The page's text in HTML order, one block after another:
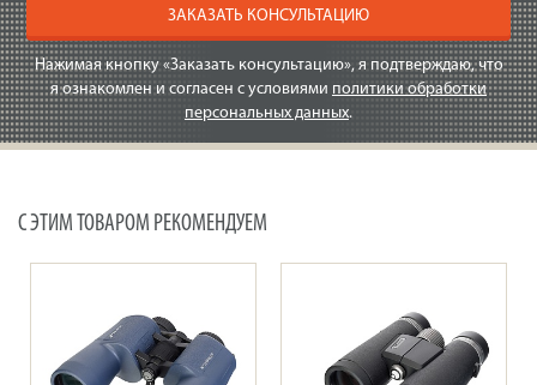
ЗАКАЗАТЬ КОНСУЛЬТАЦИЮ
Нажимая кнопку «Заказать консультацию», я подтверждаю, что
я ознакомлен и согласен с условиями политики обработки
персональных данных.
С ЭТИМ ТОВАРОМ РЕКОМЕНДУЕМ